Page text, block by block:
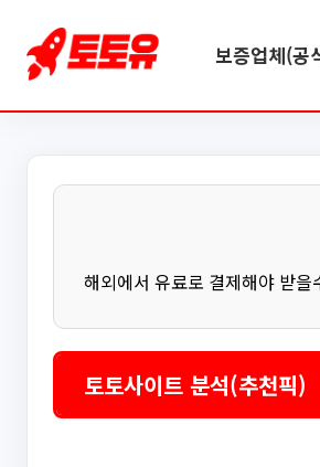
보증업체(공
해외에서 유료로 결제해야 받
토토사이트 분석(추천픽)